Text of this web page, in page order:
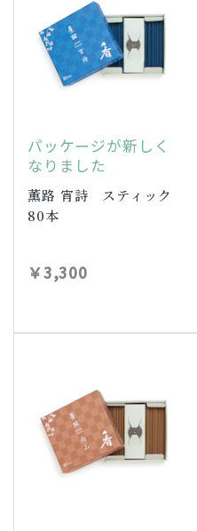
パッケージが新しく
なりました
薫路 宵詩 スティック
80本
￥3,300